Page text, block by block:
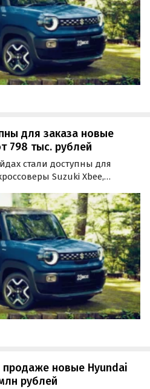
для заказа новые
798 тыс. рублей
стали доступны для
Suzuki Xbee,
«Автоновости дня», цены
от 798 тыс. рублей.
продаже новые Hyundai
рублей